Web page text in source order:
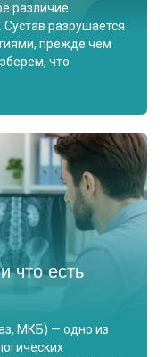
различие
разрушается
прежде чем
что
что есть
МКБ) — одно из